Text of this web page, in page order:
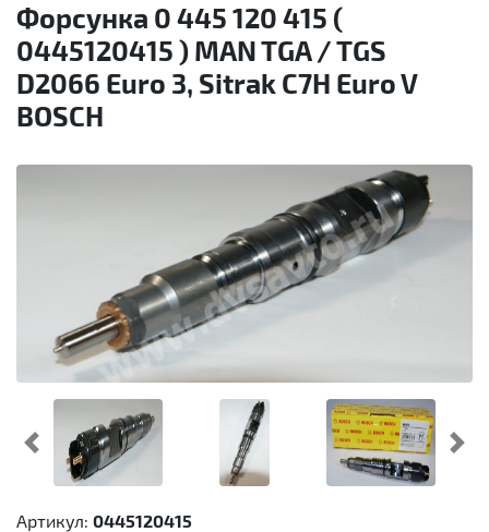
Форсунка 0 445 120 415 (
0445120415 ) MAN TGA / TGS
D2066 Euro 3, Sitrak C7H Euro V
BOSCH
Предыдущий
Артикул: 0445120415